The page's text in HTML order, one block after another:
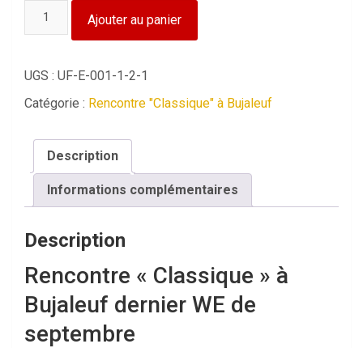
quantité
du
soir
La
Classique
Tarif
Ajouter au panier
UGS : UF-E-001-1-2-1
Catégorie : Rencontre "Classique" à Bujaleuf
Description
Informations complémentaires
Description
Rencontre « Classique » à
Bujaleuf dernier WE de
septembre